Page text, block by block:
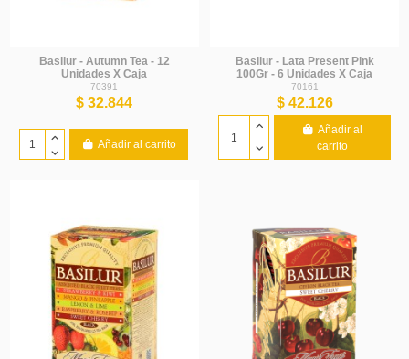
Basilur - Autumn Tea - 12
Unidades X Caja
70391
$ 32.844
Añadir al carrito
Basilur - Lata Present Pink
100Gr - 6 Unidades X Caja
70161
$ 42.126
Añadir al
carrito